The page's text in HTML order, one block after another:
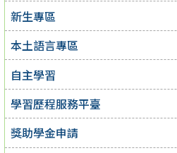
新生專區
本土語言專區
自主學習
學習歷程服務平臺
獎助學金申請